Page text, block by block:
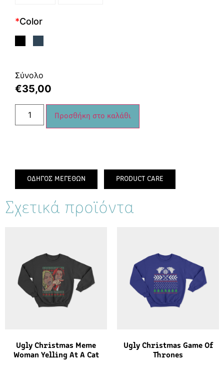
*Color
Σύνολο
€35,00
Προσθήκη στο καλάθι
ΟΔΗΓΟΣ ΜΕΓΕΘΩΝ PRODUCT CARE
Σχετικά προϊόντα
Ugly Christmas Meme
Woman Yelling At A Cat
Ugly Christmas Game Of
Thrones